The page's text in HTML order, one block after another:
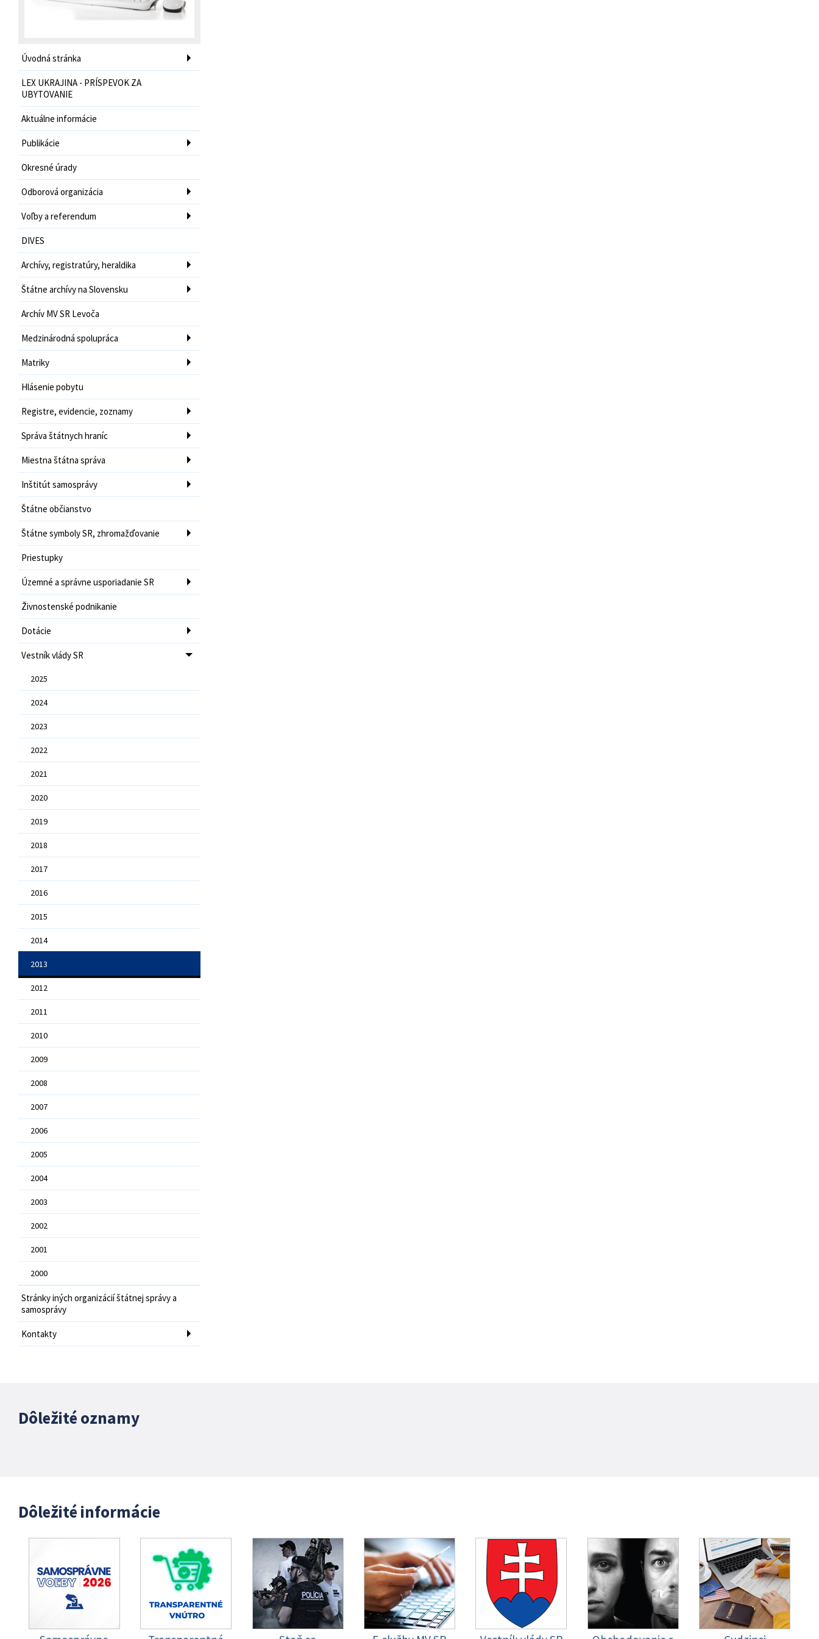
Úvodná stránka
LEX UKRAJINA - PRÍSPEVOK ZA
UBYTOVANIE
Aktuálne informácie
Publikácie
Okresné úrady
Odborová organizácia
Voľby a referendum
DIVES
Archívy, registratúry, heraldika
Štátne archívy na Slovensku
Archív MV SR Levoča
Medzinárodná spolupráca
Matriky
Hlásenie pobytu
Registre, evidencie, zoznamy
Správa štátnych hraníc
Miestna štátna správa
Inštitút samosprávy
Štátne občianstvo
Štátne symboly SR, zhromažďovanie
Priestupky
Územné a správne usporiadanie SR
Živnostenské podnikanie
Dotácie
Vestník vlády SR
2025
2024
2023
2022
2021
2020
2019
2018
2017
2016
2015
2014
2013
2012
2011
2010
2009
2008
2007
2006
2005
2004
2003
2002
2001
2000
Stránky iných organizácií štátnej správy a
samosprávy
Kontakty
Dôležité oznamy
Dôležité informácie